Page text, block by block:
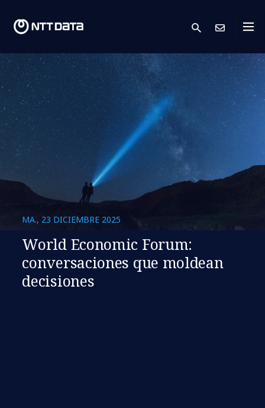
search
MA., 23 DICIEMBRE 2025
World Economic Forum:
conversaciones que moldean
decisiones